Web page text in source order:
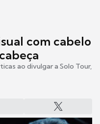
com cabelo
ao divulgar a Solo Tour,